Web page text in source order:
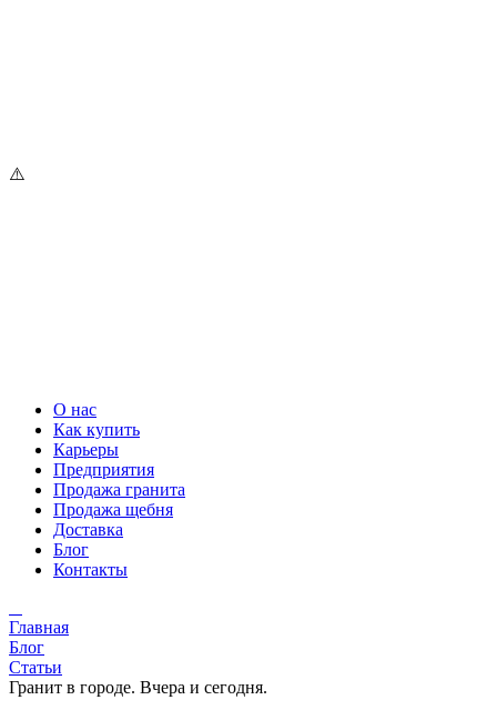
О нас
Как купить
Карьеры
Предприятия
Продажа гранита
Продажа щебня
Доставка
Блог
Контакты
Главная
Блог
Статьи
Гранит в городе. Вчера и сегодня.